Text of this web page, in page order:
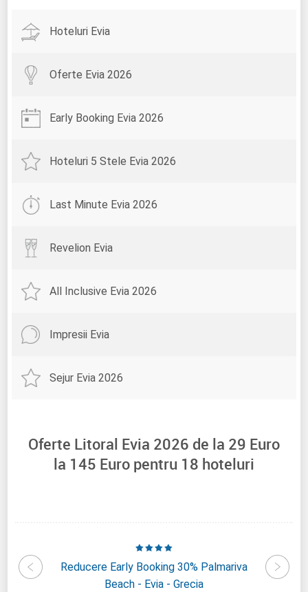
Hoteluri Evia
Oferte Evia 2026
Early Booking Evia 2026
Hoteluri 5 Stele Evia 2026
Last Minute Evia 2026
Revelion Evia
All Inclusive Evia 2026
Impresii Evia
Sejur Evia 2026
Oferte Litoral Evia 2026 de la 29 Euro
la 145 Euro pentru 18 hoteluri
Hotel
Reducere Early Booking 30% Palmariva
Beach - Evia - Grecia